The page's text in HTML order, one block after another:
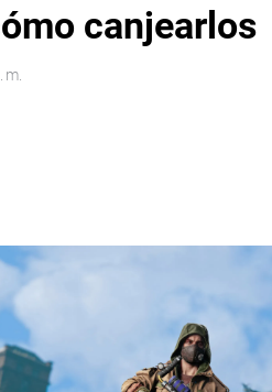
canjearlos
m.